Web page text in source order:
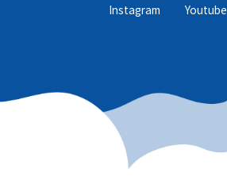
Instagram Youtube